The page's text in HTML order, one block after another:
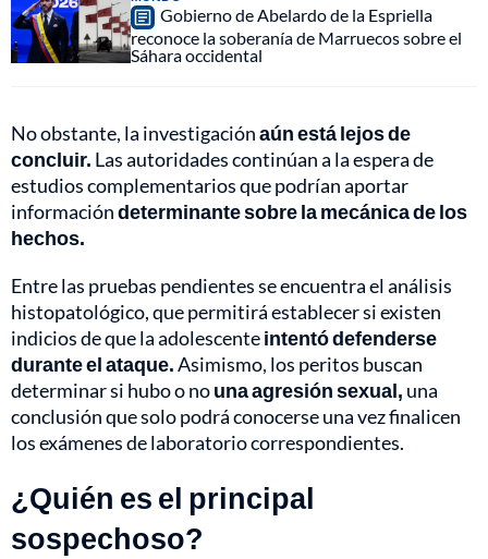
Gobierno de Abelardo de la Espriella
reconoce la soberanía de Marruecos sobre el
Sáhara occidental
No obstante, la investigaciónaún está lejos de
concluir. Las autoridades continúan a la espera de
estudios complementarios que podrían aportar
informacióndeterminante sobre la mecánica de los
hechos.
Entre las pruebas pendientes se encuentra el análisis
histopatológico, que permitirá establecer si existen
indicios de que la adolescenteintentó defenderse
durante el ataque.Asimismo, los peritos buscan
determinar si hubo o nouna agresión sexual, una
conclusión que solo podrá conocerse una vez finalicen
los exámenes de laboratorio correspondientes.
¿Quién es el principal
sospechoso?